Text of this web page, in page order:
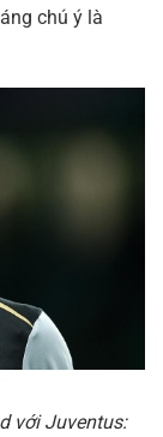
chú ý là
với Juventus: